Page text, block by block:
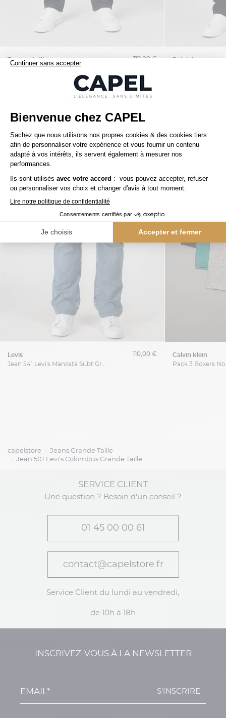
tommy hilfiger
119,00 €
Nos clients aiment aussi
levis
Jean 541 Levi's Manzata Subt Grande Taille
110,00 € calvin klein
capelstore
Jeans Grande Taille
Jean 501 Levi's Colombus Grande Taille
SERVICE CLIENT
Une question ? Besoin d'un conseil ?
01 45 00 00 61
contact@capelstore.fr
Service Client du lundi au vendredi,
de 10h à 18h
INSCRIVEZ-VOUS À LA NEWSLETTER
S'INSCRIRE